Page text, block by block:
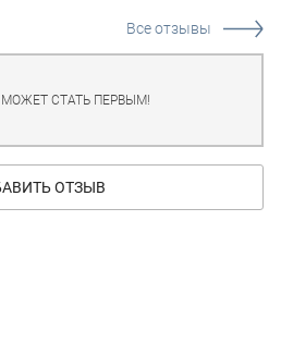
Все отзывы
СТАТЬ ПЕРВЫМ!
ОТЗЫВ